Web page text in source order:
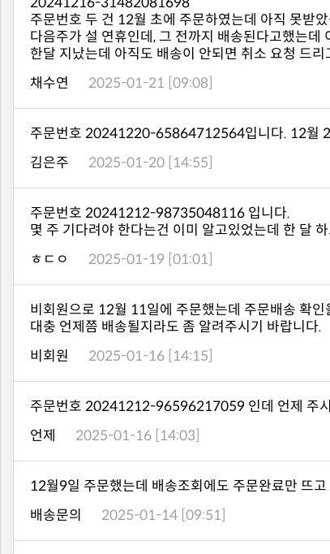
주문번호 두 건 12월 초에 주문하였는데 아직 못받
다음주가 설 연휴인데, 그 전까지 배송된다고했는데
한달 지났는데 아직도 배송이 안되면 취소 요청 드리
채수연
2025-01-21 [09:08]
주문번호 20241220-65864712564입니다. 12월
김은주
2025-01-20 [14:55]
주문번호 20241212-98735048116 입니다.
몇 주 기다려야 한다는건 이미 알고있었는데 한 달
ㅎㄷㅇ
2025-01-19 [01:01]
비회원으로 12월 11일에 주문했는데 주문배송 확
대충 언제쯤 배송될지라도 좀 알려주시기 바랍니다.
비회원
2025-01-16 [14:15]
주문번호 20241212-96596217059 인데 언제 주
언제
2025-01-16 [14:03]
12월9일 주문했는데 배송조회에도 주문완료만 뜨
배송문의
2025-01-14 [09:51]